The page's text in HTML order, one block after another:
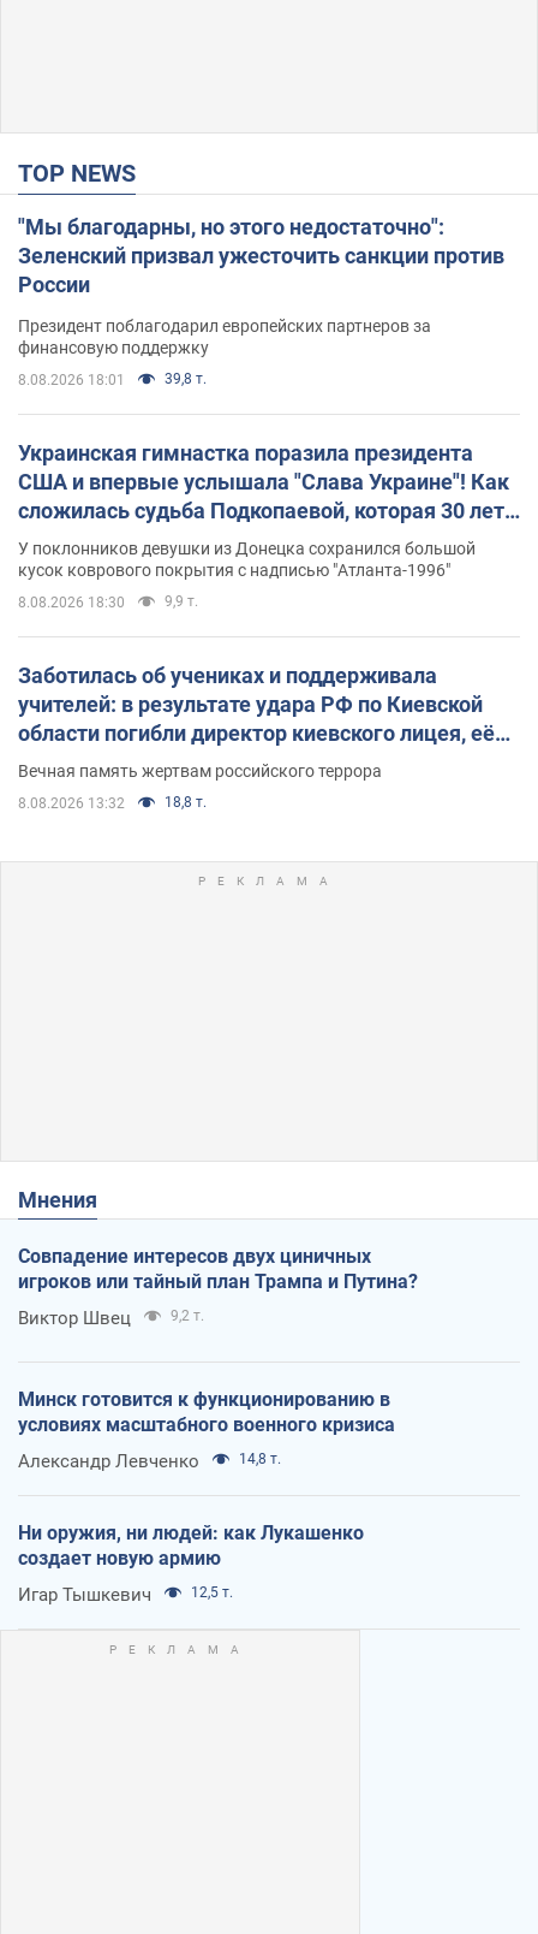
TOP NEWS
"Мы благодарны, но этого недостаточно":
Зеленский призвал ужесточить санкции против
России
Президент поблагодарил европейских партнеров за
финансовую поддержку
8.08.2026 18:01 39,8 т.
Украинская гимнастка поразила президента
США и впервые услышала "Слава Украине"! Как
сложилась судьба Подкопаевой, которая 30 лет
назад завоевала "золото" Олимпиады
У поклонников девушки из Донецка сохранился большой
кусок коврового покрытия с надписью "Атланта-1996"
8.08.2026 18:30 9,9 т.
Заботилась об учениках и поддерживала
учителей: в результате удара РФ по Киевской
области погибли директор киевского лицея, её
муж и внук
Вечная память жертвам российского террора
8.08.2026 13:32 18,8 т.
Мнения
Совпадение интересов двух циничных
игроков или тайный план Трампа и Путина?
Виктор Швец 9,2 т.
Минск готовится к функционированию в
условиях масштабного военного кризиса
Александр Левченко 14,8 т.
Ни оружия, ни людей: как Лукашенко
создает новую армию
Игар Тышкевич 12,5 т.